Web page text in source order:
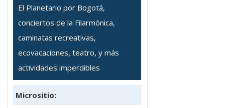
El Planetario por Bogotá,
conciertos de la Filarmónica,
caminatas recreativas,
ecovacaciones, teatro, y más
actividades imperdibles
Micrositio: